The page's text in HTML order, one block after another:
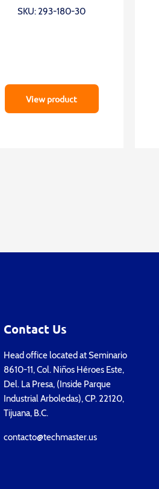
SKU: 293-180-30
View product
Contact Us
Head office located at Seminario
8610-11, Col. Niños Héroes Este,
Del. La Presa, (Inside Parque
Industrial Arboledas), CP. 22120,
Tijuana, B.C.
contacto@techmaster.us